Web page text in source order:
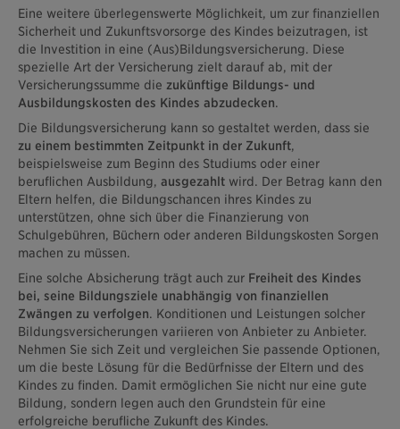
Eine weitere überlegenswerte Möglichkeit, um zur finanziellen
Sicherheit und Zukunftsvorsorge des Kindes beizutragen, ist
die Investition in eine (Aus)Bildungsversicherung. Diese
spezielle Art der Versicherung zielt darauf ab, mit der
Versicherungssumme die zukünftige Bildungs- und
Ausbildungskosten des Kindes abzudecken.
Die Bildungsversicherung kann so gestaltet werden, dass sie
zu einem bestimmten Zeitpunkt in der Zukunft,
beispielsweise zum Beginn des Studiums oder einer
beruflichen Ausbildung, ausgezahlt wird. Der Betrag kann den
Eltern helfen, die Bildungschancen ihres Kindes zu
unterstützen, ohne sich über die Finanzierung von
Schulgebühren, Büchern oder anderen Bildungskosten Sorgen
machen zu müssen.
Eine solche Absicherung trägt auch zur Freiheit des Kindes
bei, seine Bildungsziele unabhängig von finanziellen
Zwängen zu verfolgen. Konditionen und Leistungen solcher
Bildungsversicherungen variieren von Anbieter zu Anbieter.
Nehmen Sie sich Zeit und vergleichen Sie passende Optionen,
um die beste Lösung für die Bedürfnisse der Eltern und des
Kindes zu finden. Damit ermöglichen Sie nicht nur eine gute
Bildung, sondern legen auch den Grundstein für eine
erfolgreiche berufliche Zukunft des Kindes.